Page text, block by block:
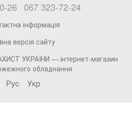
26 067 323-72-24
інформація
версія сайту
УКРАЇНИ — інтернет-магазин
обладнання
Рус Укр